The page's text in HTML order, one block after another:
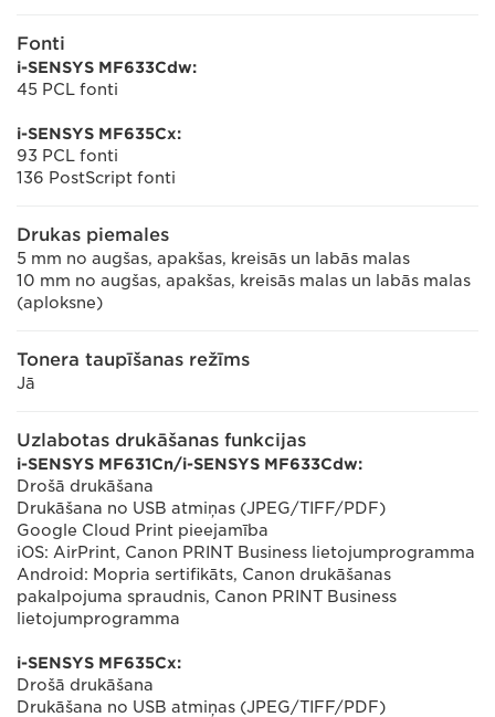
Fonti
i-SENSYS MF633Cdw:
45 PCL fonti
i-SENSYS MF635Cx:
93 PCL fonti
136 PostScript fonti
Drukas piemales
5 mm no augšas, apakšas, kreisās un labās malas
10 mm no augšas, apakšas, kreisās malas un labās malas
(aploksne)
Tonera taupīšanas režīms
Jā
Uzlabotas drukāšanas funkcijas
i-SENSYS MF631Cn/i-SENSYS MF633Cdw:
Drošā drukāšana
Drukāšana no USB atmiņas (JPEG/TIFF/PDF)
Google Cloud Print pieejamība
iOS: AirPrint, Canon PRINT Business lietojumprogramma
Android: Mopria sertifikāts, Canon drukāšanas
pakalpojuma spraudnis, Canon PRINT Business
lietojumprogramma
i-SENSYS MF635Cx:
Drošā drukāšana
Drukāšana no USB atmiņas (JPEG/TIFF/PDF)